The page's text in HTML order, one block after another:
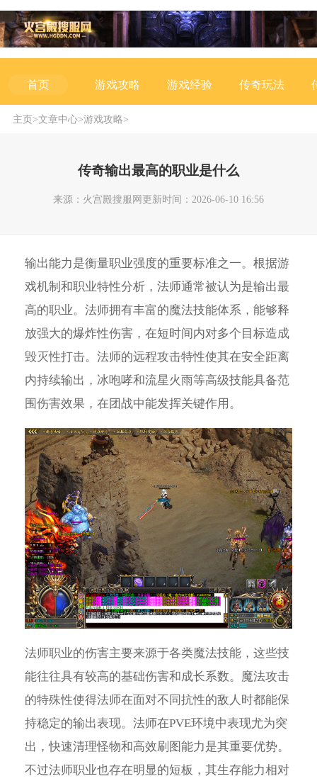
首页 游戏攻略 游戏经验 传奇玩法
主页>文章中心>游戏攻略>
传奇输出最高的职业是什么
来源：火宫殿搜服网更新时间：2026-06-10 16:56
输出能力是衡量职业强度的重要标准之一。根据游
戏机制和职业特性分析，法师通常被认为是输出最
高的职业。法师拥有丰富的魔法技能体系，能够释
放强大的爆炸性伤害，在短时间内对多个目标造成
毁灭性打击。法师的远程攻击特性使其在安全距离
内持续输出，冰咆哮和流星火雨等高级技能具备范
围伤害效果，在团战中能发挥关键作用。
法师职业的伤害主要来源于各类魔法技能，这些技
能往往具有较高的基础伤害和成长系数。魔法攻击
的特殊性使得法师在面对不同抗性的敌人时都能保
持稳定的输出表现。法师在PVE环境中表现尤为突
出，快速清理怪物和高效刷图能力是其重要优势。
不过法师职业也存在明显的短板，其生存能力相对